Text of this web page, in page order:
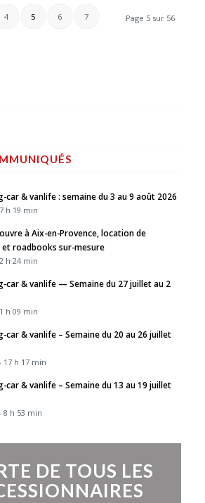
Page 5 sur 56
4 5 6 7
car & vanlife : semaine du 3 au 9 août 2026
h 19 min
à Aix-en-Provence, location de
et roadbooks sur-mesure
h 24 min
car & vanlife — Semaine du 27 juillet au 2
h 09 min
car & vanlife – Semaine du 20 au 26 juillet
17 h 17 min
car & vanlife – Semaine du 13 au 19 juillet
8 h 53 min
DE TOUS LES